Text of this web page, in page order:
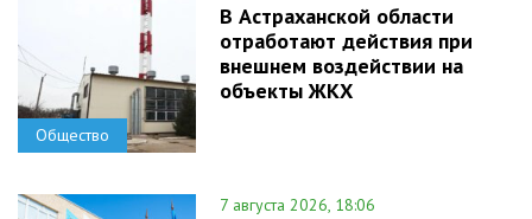
Общество
В Астраханской области
отработают действия при
внешнем воздействии на
объекты ЖКХ
7 августа 2026, 18:06